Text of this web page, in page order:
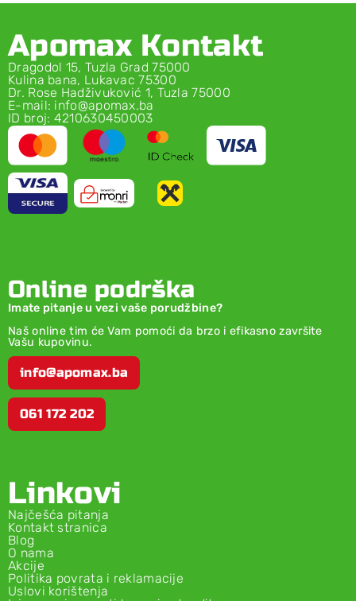
Apomax Kontakt
Dragodol 15, Tuzla Grad 75000
Kulina bana, Lukavac 75300
Dr. Rose Hadživuković 1, Tuzla 75000
E-mail: info@apomax.ba
ID broj: 4210630450003
Online podrška
Imate pitanje u vezi vaše porudžbine?
Naš online tim će Vam pomoći da brzo i efikasno završite
Vašu kupovinu.
info@apomax.ba
061 172 202
Linkovi
Najčešća pitanja
Kontakt stranica
Blog
O nama
Akcije
Politika povrata i reklamacije
Uslovi korištenja